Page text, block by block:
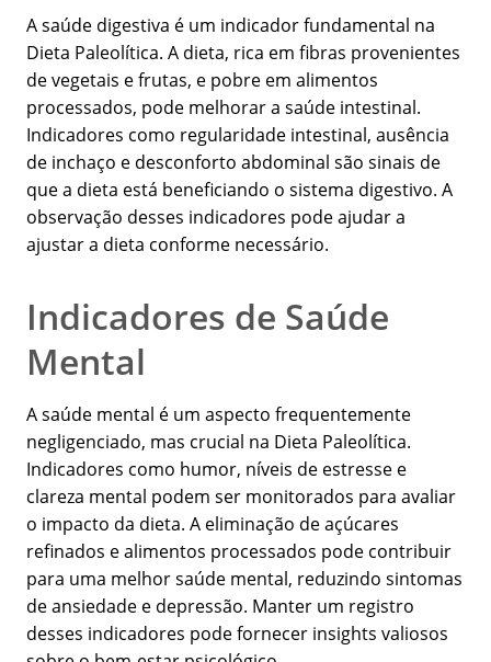
A saúde digestiva é um indicador fundamental na
Dieta Paleolítica. A dieta, rica em fibras provenientes
de vegetais e frutas, e pobre em alimentos
processados, pode melhorar a saúde intestinal.
Indicadores como regularidade intestinal, ausência
de inchaço e desconforto abdominal são sinais de
que a dieta está beneficiando o sistema digestivo. A
observação desses indicadores pode ajudar a
ajustar a dieta conforme necessário.
Indicadores de Saúde
Mental
A saúde mental é um aspecto frequentemente
negligenciado, mas crucial na Dieta Paleolítica.
Indicadores como humor, níveis de estresse e
clareza mental podem ser monitorados para avaliar
o impacto da dieta. A eliminação de açúcares
refinados e alimentos processados pode contribuir
para uma melhor saúde mental, reduzindo sintomas
de ansiedade e depressão. Manter um registro
desses indicadores pode fornecer insights valiosos